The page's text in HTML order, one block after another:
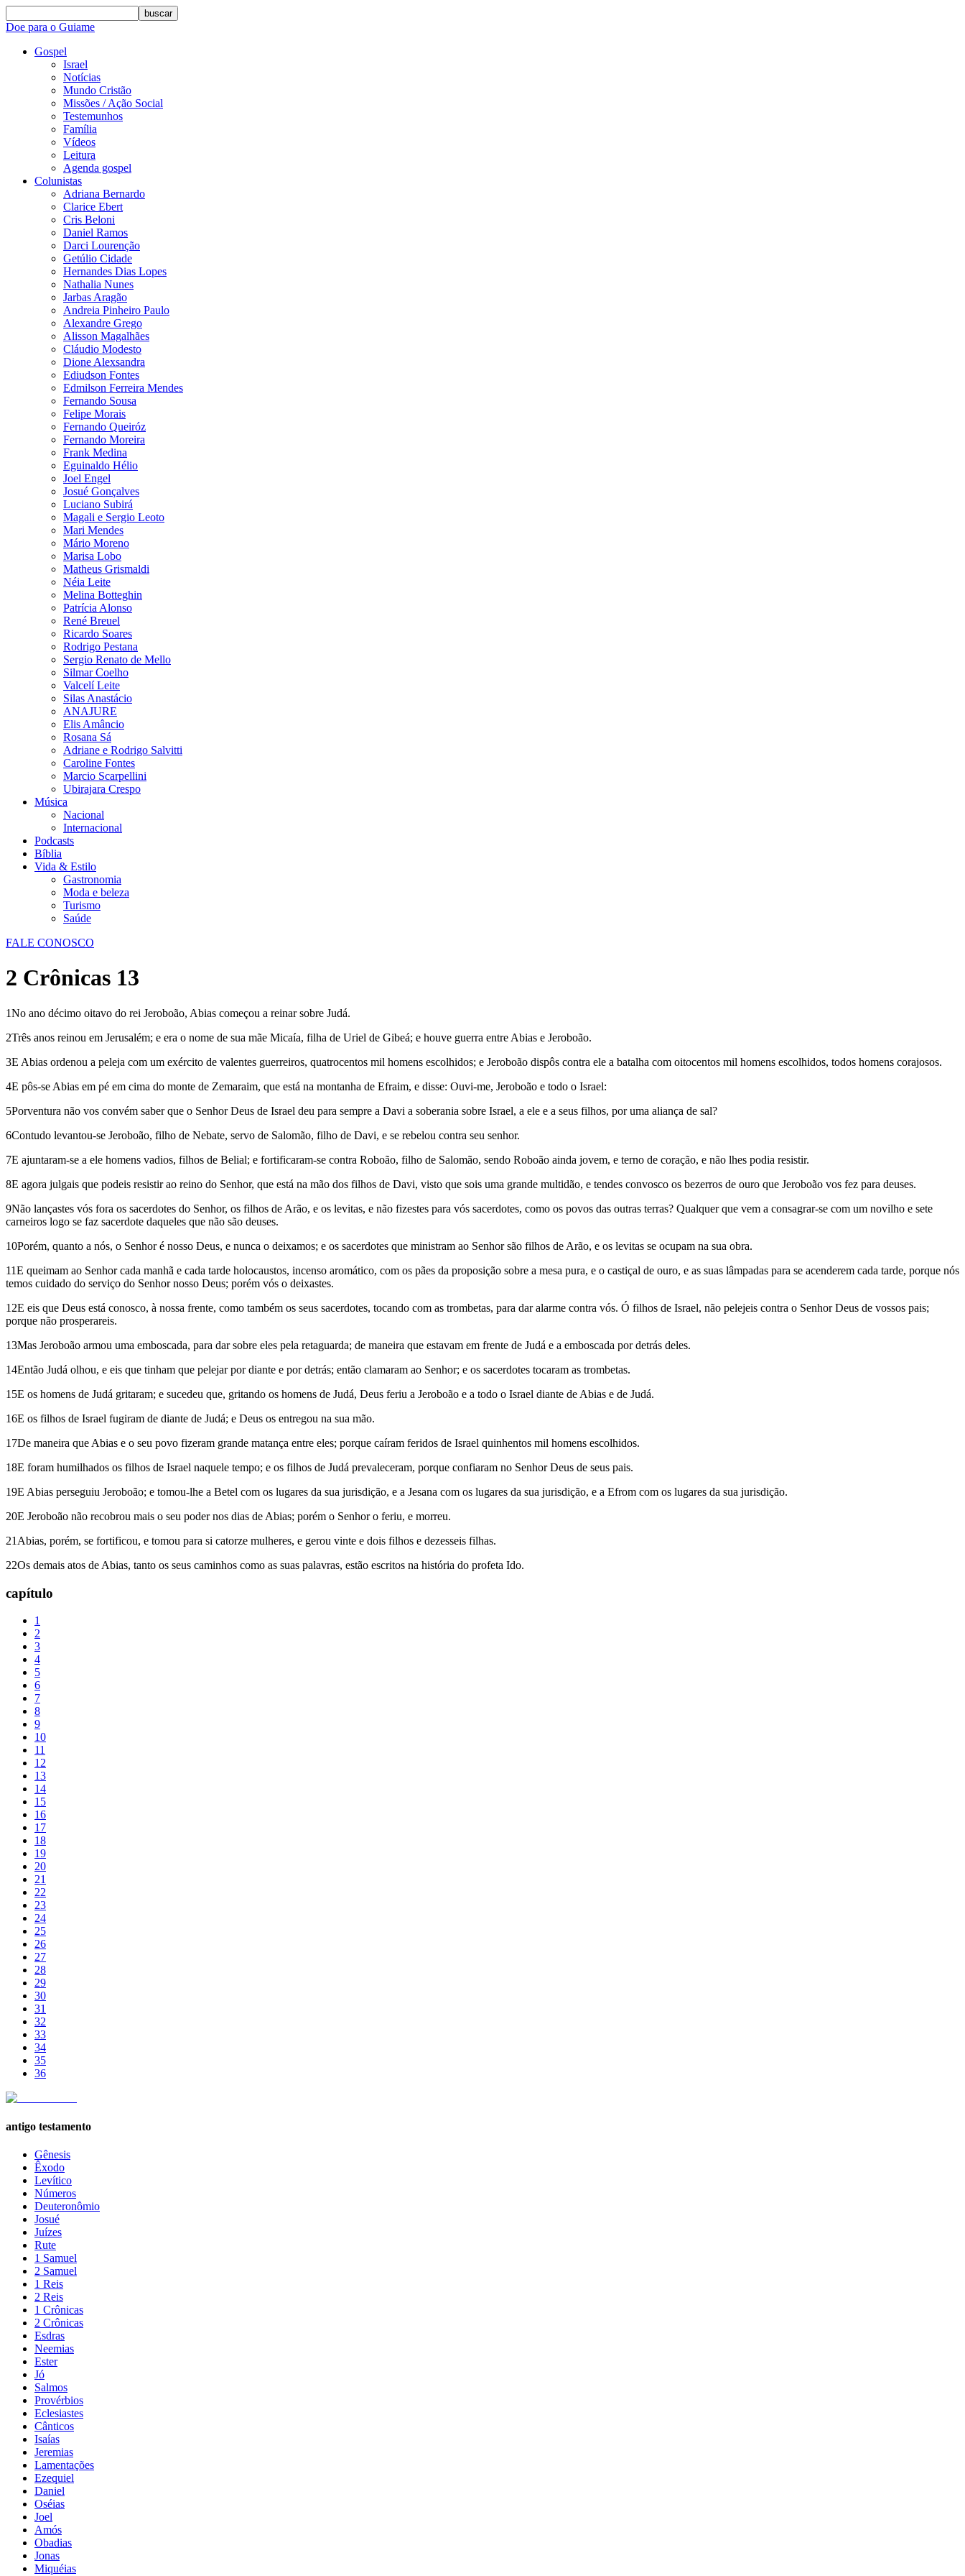
buscar
Doe para o Guiame
Gospel
Israel
Notícias
Mundo Cristão
Missões / Ação Social
Testemunhos
Família
Vídeos
Leitura
Agenda gospel
Colunistas
Adriana Bernardo
Clarice Ebert
Cris Beloni
Daniel Ramos
Darci Lourenção
Getúlio Cidade
Hernandes Dias Lopes
Nathalia Nunes
Jarbas Aragão
Andreia Pinheiro Paulo
Alexandre Grego
Alisson Magalhães
Cláudio Modesto
Dione Alexsandra
Ediudson Fontes
Edmilson Ferreira Mendes
Fernando Sousa
Felipe Morais
Fernando Queiróz
Fernando Moreira
Frank Medina
Eguinaldo Hélio
Joel Engel
Josué Gonçalves
Luciano Subirá
Magali e Sergio Leoto
Mari Mendes
Mário Moreno
Marisa Lobo
Matheus Grismaldi
Néia Leite
Melina Botteghin
Patrícia Alonso
René Breuel
Ricardo Soares
Rodrigo Pestana
Sergio Renato de Mello
Silmar Coelho
Valcelí Leite
Silas Anastácio
ANAJURE
Elis Amâncio
Rosana Sá
Adriane e Rodrigo Salvitti
Caroline Fontes
Marcio Scarpellini
Ubirajara Crespo
Música
Nacional
Internacional
Podcasts
Bíblia
Vida & Estilo
Gastronomia
Moda e beleza
Turismo
Saúde
FALE CONOSCO
2 Crônicas 13
1No ano décimo oitavo do rei Jeroboão, Abias começou a reinar sobre Judá.
2Três anos reinou em Jerusalém; e era o nome de sua mãe Micaía, filha de Uriel de Gibeá; e houve guerra entre Abias e Jeroboão.
3E Abias ordenou a peleja com um exército de valentes guerreiros, quatrocentos mil homens escolhidos; e Jeroboão dispôs contra ele a batalha com oitocentos mil homens escolhidos, todos homens corajosos.
4E pôs-se Abias em pé em cima do monte de Zemaraim, que está na montanha de Efraim, e disse: Ouvi-me, Jeroboão e todo o Israel:
5Porventura não vos convém saber que o Senhor Deus de Israel deu para sempre a Davi a soberania sobre Israel, a ele e a seus filhos, por uma aliança de sal?
6Contudo levantou-se Jeroboão, filho de Nebate, servo de Salomão, filho de Davi, e se rebelou contra seu senhor.
7E ajuntaram-se a ele homens vadios, filhos de Belial; e fortificaram-se contra Roboão, filho de Salomão, sendo Roboão ainda jovem, e terno de coração, e não lhes podia resistir.
8E agora julgais que podeis resistir ao reino do Senhor, que está na mão dos filhos de Davi, visto que sois uma grande multidão, e tendes convosco os bezerros de ouro que Jeroboão vos fez para deuses.
9Não lançastes vós fora os sacerdotes do Senhor, os filhos de Arão, e os levitas, e não fizestes para vós sacerdotes, como os povos das outras terras? Qualquer que vem a consagrar-se com um novilho e sete
carneiros logo se faz sacerdote daqueles que não são deuses.
10Porém, quanto a nós, o Senhor é nosso Deus, e nunca o deixamos; e os sacerdotes que ministram ao Senhor são filhos de Arão, e os levitas se ocupam na sua obra.
11E queimam ao Senhor cada manhã e cada tarde holocaustos, incenso aromático, com os pães da proposição sobre a mesa pura, e o castiçal de ouro, e as suas lâmpadas para se acenderem cada tarde, porque nós
temos cuidado do serviço do Senhor nosso Deus; porém vós o deixastes.
12E eis que Deus está conosco, à nossa frente, como também os seus sacerdotes, tocando com as trombetas, para dar alarme contra vós. Ó filhos de Israel, não pelejeis contra o Senhor Deus de vossos pais;
porque não prosperareis.
13Mas Jeroboão armou uma emboscada, para dar sobre eles pela retaguarda; de maneira que estavam em frente de Judá e a emboscada por detrás deles.
14Então Judá olhou, e eis que tinham que pelejar por diante e por detrás; então clamaram ao Senhor; e os sacerdotes tocaram as trombetas.
15E os homens de Judá gritaram; e sucedeu que, gritando os homens de Judá, Deus feriu a Jeroboão e a todo o Israel diante de Abias e de Judá.
16E os filhos de Israel fugiram de diante de Judá; e Deus os entregou na sua mão.
17De maneira que Abias e o seu povo fizeram grande matança entre eles; porque caíram feridos de Israel quinhentos mil homens escolhidos.
18E foram humilhados os filhos de Israel naquele tempo; e os filhos de Judá prevaleceram, porque confiaram no Senhor Deus de seus pais.
19E Abias perseguiu Jeroboão; e tomou-lhe a Betel com os lugares da sua jurisdição, e a Jesana com os lugares da sua jurisdição, e a Efrom com os lugares da sua jurisdição.
20E Jeroboão não recobrou mais o seu poder nos dias de Abias; porém o Senhor o feriu, e morreu.
21Abias, porém, se fortificou, e tomou para si catorze mulheres, e gerou vinte e dois filhos e dezesseis filhas.
22Os demais atos de Abias, tanto os seus caminhos como as suas palavras, estão escritos na história do profeta Ido.
capítulo
1
2
3
4
5
6
7
8
9
10
11
12
13
14
15
16
17
18
19
20
21
22
23
24
25
26
27
28
29
30
31
32
33
34
35
36
antigo testamento
Gênesis
Êxodo
Levítico
Números
Deuteronômio
Josué
Juízes
Rute
1 Samuel
2 Samuel
1 Reis
2 Reis
1 Crônicas
2 Crônicas
Esdras
Neemias
Ester
Jó
Salmos
Provérbios
Eclesiastes
Cânticos
Isaías
Jeremias
Lamentações
Ezequiel
Daniel
Oséias
Joel
Amós
Obadias
Jonas
Miquéias